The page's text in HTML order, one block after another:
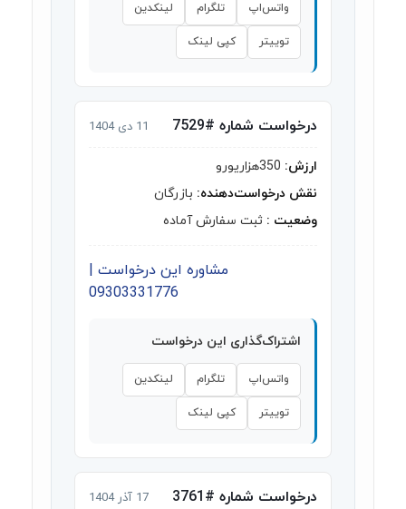
واتس‌اپ تلگرام لینکدین
توییتر کپی لینک
درخواست شماره #7529 11 دی 1404
ارزش:
نقش درخواست‌دهنده: بازرگان
وضعیت : ثبت سفارش آماده
مشاوره این درخواست |
09303331776
اشتراک‌گذاری این درخواست
واتس‌اپ تلگرام لینکدین
توییتر کپی لینک
درخواست شماره #3761 17 آذر 1404